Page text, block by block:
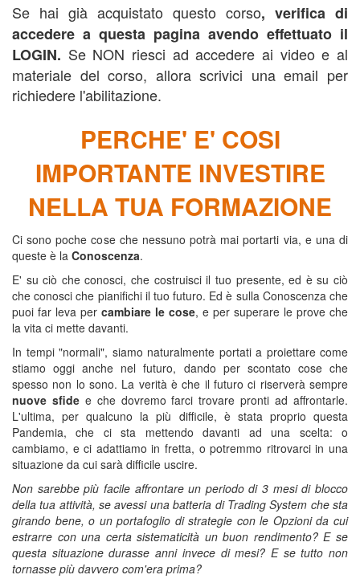
Se hai già acquistato questo corso, verifica di
accedere a questa pagina avendo effettuato il
LOGIN. Se NON riesci ad accedere ai video e al
materiale del corso, allora scrivici una email per
richiedere l'abilitazione.
PERCHE' E' COSI
IMPORTANTE INVESTIRE
NELLA TUA FORMAZIONE
Ci sono poche cose che nessuno potrà mai portarti via, e una di
queste è la Conoscenza.
E' su ciò che conosci, che costruisci il tuo presente, ed è su ciò
che conosci che pianifichi il tuo futuro. Ed è sulla Conoscenza che
puoi far leva per cambiare le cose, e per superare le prove che
la vita ci mette davanti.
In tempi "normali", siamo naturalmente portati a proiettare come
stiamo oggi anche nel futuro, dando per scontato cose che
spesso non lo sono. La verità è che il futuro ci riserverà sempre
nuove sfidee che dovremo farci trovare pronti ad affrontarle.
L'ultima, per qualcuno la più difficile, è stata proprio questa
Pandemia, che ci sta mettendo davanti ad una scelta: o
cambiamo, e ci adattiamo in fretta, o potremmo ritrovarci in una
situazione da cui sarà difficile uscire.
Non sarebbe più facile affrontare un periodo di 3 mesi di blocco
della tua attività, se avessi una batteria di Trading System che sta
girando bene, o un portafoglio di strategie con le Opzioni da cui
estrarre con una certa sistematicità un buon rendimento? E se
questa situazione durasse anni invece di mesi? E se tutto non
tornasse più davvero com'era prima?